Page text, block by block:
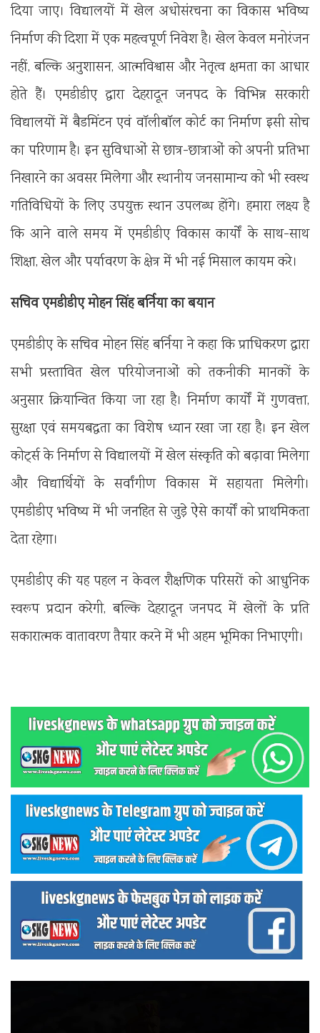
दिया जाए। विद्यालयों में खेल अधोसंरचना का विकास भविष्य
निर्माण की दिशा में एक महत्वपूर्ण निवेश है। खेल केवल मनोरंजन
नहीं, बल्कि अनुशासन, आत्मविश्वास और नेतृत्व क्षमता का आधार
होते हैं। एमडीडीए द्वारा देहरादून जनपद के विभिन्न सरकारी
विद्यालयों में बैडमिंटन एवं वॉलीबॉल कोर्ट का निर्माण इसी सोच
का परिणाम है। इन सुविधाओं से छात्र-छात्राओं को अपनी प्रतिभा
निखारने का अवसर मिलेगा और स्थानीय जनसामान्य को भी स्वस्थ
गतिविधियों के लिए उपयुक्त स्थान उपलब्ध होंगे। हमारा लक्ष्य है
कि आने वाले समय में एमडीडीए विकास कार्यों के साथ-साथ
शिक्षा, खेल और पर्यावरण के क्षेत्र में भी नई मिसाल कायम करे।
सचिव एमडीडीए मोहन सिंह बर्निया का बयान
एमडीडीए के सचिव मोहन सिंह बर्निया ने कहा कि प्राधिकरण द्वारा
सभी प्रस्तावित खेल परियोजनाओं को तकनीकी मानकों के
अनुसार क्रियान्वित किया जा रहा है। निर्माण कार्यों में गुणवत्ता,
सुरक्षा एवं समयबद्धता का विशेष ध्यान रखा जा रहा है। इन खेल
कोर्ट्स के निर्माण से विद्यालयों में खेल संस्कृति को बढ़ावा मिलेगा
और विद्यार्थियों के सर्वांगीण विकास में सहायता मिलेगी।
एमडीडीए भविष्य में भी जनहित से जुड़े ऐसे कार्यों को प्राथमिकता
देता रहेगा।
एमडीडीए की यह पहल न केवल शैक्षणिक परिसरों को आधुनिक
स्वरूप प्रदान करेगी, बल्कि देहरादून जनपद में खेलों के प्रति
सकारात्मक वातावरण तैयार करने में भी अहम भूमिका निभाएगी।